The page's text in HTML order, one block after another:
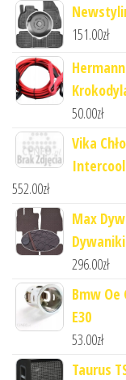
151.00zł
50.00zł
Vika
552.00zł
Max
296.00zł
Bmw Oe
E30
53.00zł
Taurus